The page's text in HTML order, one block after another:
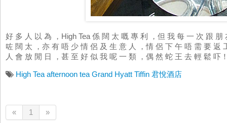
好 多 人 以 為 ，High Tea 係 闊 太 嘅 專 利 ，但 我 每 一 次 跟
咗 闊 太 ，亦 有 唔 少 情 侶 及 生 意 人 ，情 侶 下 午 唔 需 要 返
人 會 放 閒 日 ，甚 至 好 似 我 呢 一 類 ，偶 然 蛇 王 去 輕 鬆 吓
High Tea afternoon tea Grand Hyatt Tiffin 君悅酒店
« 1 »